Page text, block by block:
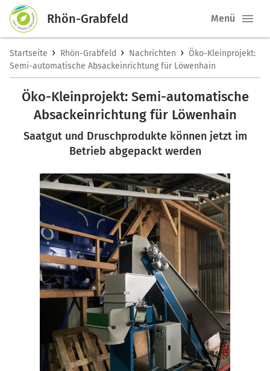
Rhön-Grabfeld Menü
Startseite › Rhön-Grabfeld › Nachrichten › Öko-Kleinprojekt:
Semi-automatische Absackeinrichtung für Löwenhain
Öko-Kleinprojekt: Semi-automatische
Absackeinrichtung für Löwenhain
Saatgut und Druschprodukte können jetzt im
Betrieb abgepackt werden